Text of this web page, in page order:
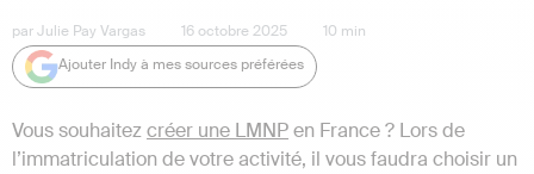
parJulie Pay Vargas 16 octobre 2025 10 min
Ajouter Indy à mes sources préférées
Vous souhaitezcréer une LMNPen France ? Lors de
l’immatriculation de votre activité, il vous faudra choisir un